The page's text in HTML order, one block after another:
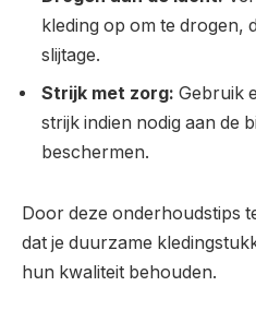
kleding op om te drogen,
slijtage.
Strijk met zorg: Gebruik
strijk indien nodig aan de
beschermen.
Door deze onderhoudstips
dat je duurzame
hun kwaliteit behouden.